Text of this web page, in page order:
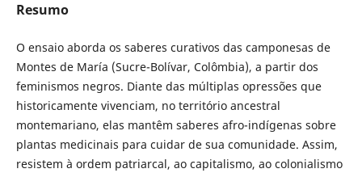
Resumo
O ensaio aborda os saberes curativos das camponesas de
Montes de María (Sucre-Bolívar, Colômbia), a partir dos
feminismos negros. Diante das múltiplas opressões que
historicamente vivenciam, no território ancestral
montemariano, elas mantêm saberes afro-indígenas sobre
plantas medicinais para cuidar de sua comunidade. Assim,
resistem à ordem patriarcal, ao capitalismo, ao colonialismo